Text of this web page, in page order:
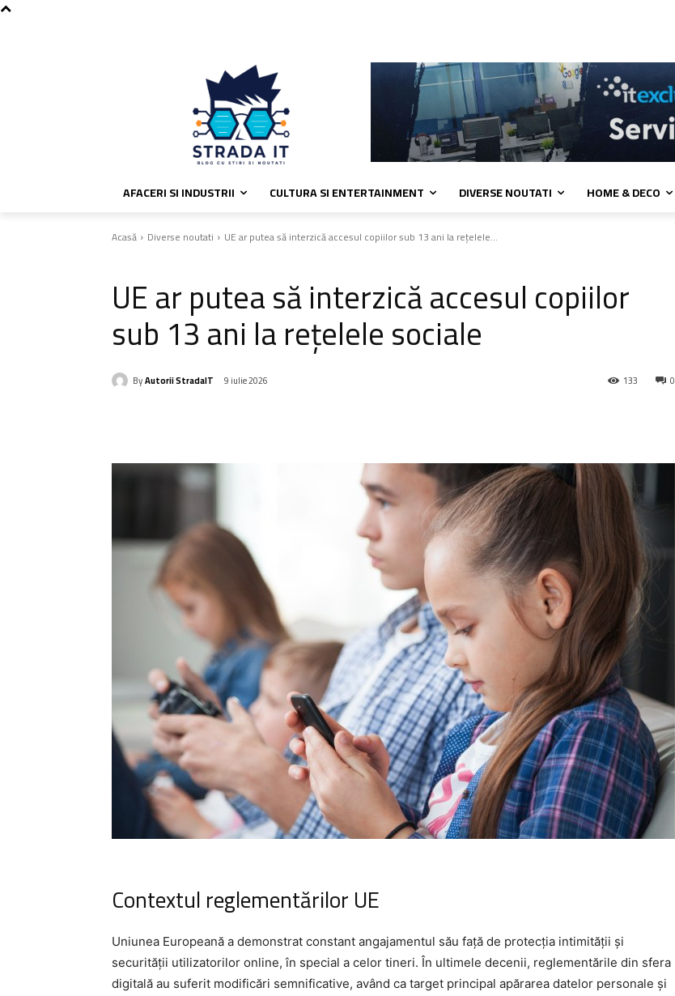
AFACERI SI INDUSTRII CULTURA SI ENTERTAINMENT DIVERSE NOUTATI HOME & DECO
Acasă Diverse noutati UE ar putea să interzică accesul copiilor sub 13 ani la rețelele...
UE ar putea să interzică accesul copiilor
sub 13 ani la rețelele sociale
ByAutorii StradaIT 9 iulie 2026 0
133
Contextul reglementărilor UE
Uniunea Europeană a demonstrat constant angajamentul său față de protecția intimității și
securității utilizatorilor online, în special a celor tineri. În ultimele decenii, reglementările din sfera
digitală au suferit modificări semnificative, având ca target principal apărarea datelor personale și